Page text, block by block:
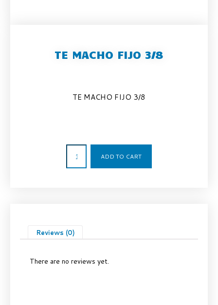
TE MACHO FIJO 3/8
TE MACHO FIJO 3/8
ADD TO CART
Reviews (0)
There are no reviews yet.